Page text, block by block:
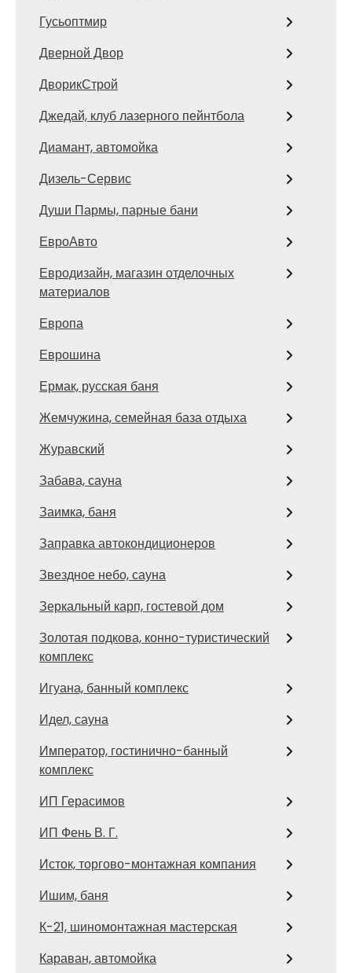
Гусьоптмир
Дверной Двор
ДворикСтрой
Джедай, клуб лазерного пейнтбола
Диамант, автомойка
Дизель-Сервис
Души Пармы, парные бани
ЕвроАвто
Евродизайн, магазин отделочных
материалов
Европа
Еврошина
Ермак, русская баня
Жемчужина, семейная база отдыха
Журавский
Забава, сауна
Заимка, баня
Заправка автокондиционеров
Звездное небо, сауна
Зеркальный карп, гостевой дом
Золотая подкова, конно-туристический
комплекс
Игуана, банный комплекс
Идел, сауна
Император, гостинично-банный
комплекс
ИП Герасимов
ИП Фень В. Г.
Исток, торгово-монтажная компания
Ишим, баня
К-21, шиномонтажная мастерская
Караван, автомойка